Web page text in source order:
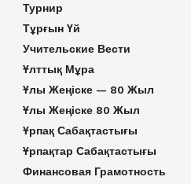
Турнир
Тұрғын Үй
Учительские Вести
Ұлттық Мұра
Ұлы Жеңіске — 80 Жыл
Ұлы Жеңіске 80 Жыл
Ұрпақ Сабақтастығы
Ұрпақтар Сабақтастығы
Финансовая Грамотность